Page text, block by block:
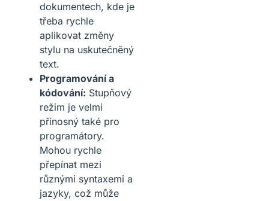
dokumentech, kde je
třeba rychle
aplikovat změny
stylu na uskutečněný
text.
Programování a
kódování: Stupňový
režim je velmi
přínosný také pro
programátory.
Mohou rychle
přepínat mezi
různými syntaxemi a
jazyky, což může